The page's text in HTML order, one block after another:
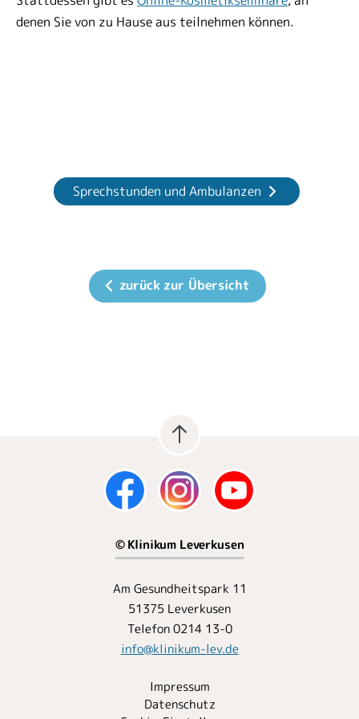
denen Sie von zu Hause aus teilnehmen können.
Sprechstunden und Ambulanzen
zurück zur Übersicht
© Klinikum Leverkusen
Am Gesundheitspark 11
51375 Leverkusen
Telefon 0214 13-0
info@klinikum-lev.de
Impressum
Datenschutz